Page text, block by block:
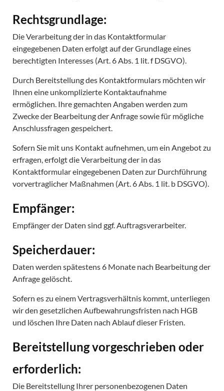
Rechtsgrundlage:
Die Verarbeitung der in das Kontaktformular
eingegebenen Daten erfolgt auf der Grundlage eines
berechtigten Interesses (Art. 6 Abs. 1 lit. f DSGVO).
Durch Bereitstellung des Kontaktformulars möchten wir
Ihnen eine unkomplizierte Kontaktaufnahme
ermöglichen. Ihre gemachten Angaben werden zum
Zwecke der Bearbeitung der Anfrage sowie für mögliche
Anschlussfragen gespeichert.
Sofern Sie mit uns Kontakt aufnehmen, um ein Angebot zu
erfragen, erfolgt die Verarbeitung der in das
Kontaktformular eingegebenen Daten zur Durchführung
vorvertraglicher Maßnahmen (Art. 6 Abs. 1 lit. b DSGVO).
Empfänger:
Empfänger der Daten sind ggf. Auftragsverarbeiter.
Speicherdauer:
Daten werden spätestens 6 Monate nach Bearbeitung der
Anfrage gelöscht.
Sofern es zu einem Vertragsverhältnis kommt, unterliegen
wir den gesetzlichen Aufbewahrungsfristen nach HGB
und löschen Ihre Daten nach Ablauf dieser Fristen.
Bereitstellung vorgeschrieben oder
erforderlich:
Die Bereitstellung Ihrer personenbezogenen Daten